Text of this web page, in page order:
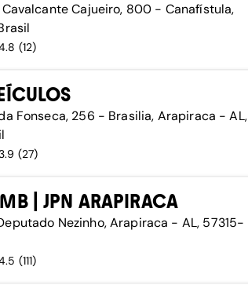
Cavalcante Cajueiro, 800 - Canafístula,
(12)
Fonseca, 256 - Brasilia, Arapiraca - AL,
(27)
| JPN ARAPIRACA
Nezinho, Arapiraca - AL, 57315-
(111)